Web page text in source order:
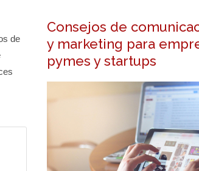
de
Consejos de
y marketing para
pymes y startups